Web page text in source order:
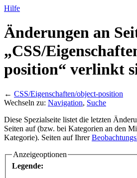
Hilfe
Änderungen an
„CSS/
position“ verlinkt
← CSS/Eigenschaften/object-position
Wechseln zu: Navigation, Suche
Diese Spezialseite listet die letzten
Seiten auf (bzw. bei Kategorien an den
Kategorie). Seiten auf Ihrer
Anzeigeoptionen
Legende: